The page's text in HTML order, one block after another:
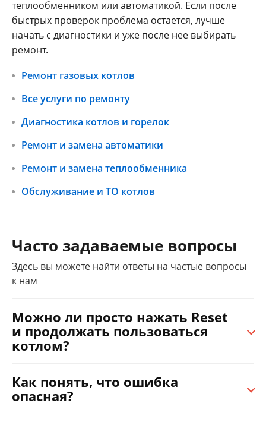
теплообменником или автоматикой. Если после
быстрых проверок проблема остается, лучше
начать с диагностики и уже после нее выбирать
ремонт.
Ремонт газовых котлов
Все услуги по ремонту
Диагностика котлов и горелок
Ремонт и замена автоматики
Ремонт и замена теплообменника
Обслуживание и ТО котлов
Часто задаваемые вопросы
Здесь вы можете найти ответы на частые вопросы
к нам
Можно ли просто нажать Reset
и продолжать пользоваться
котлом?
Как понять, что ошибка
опасная?